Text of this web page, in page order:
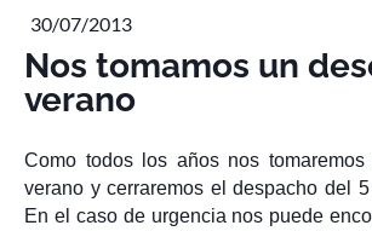
30/07/2013
Nos tomamos un
verano
Como todos los años nos
verano y cerraremos el despacho del
En el caso de urgencia nos puede